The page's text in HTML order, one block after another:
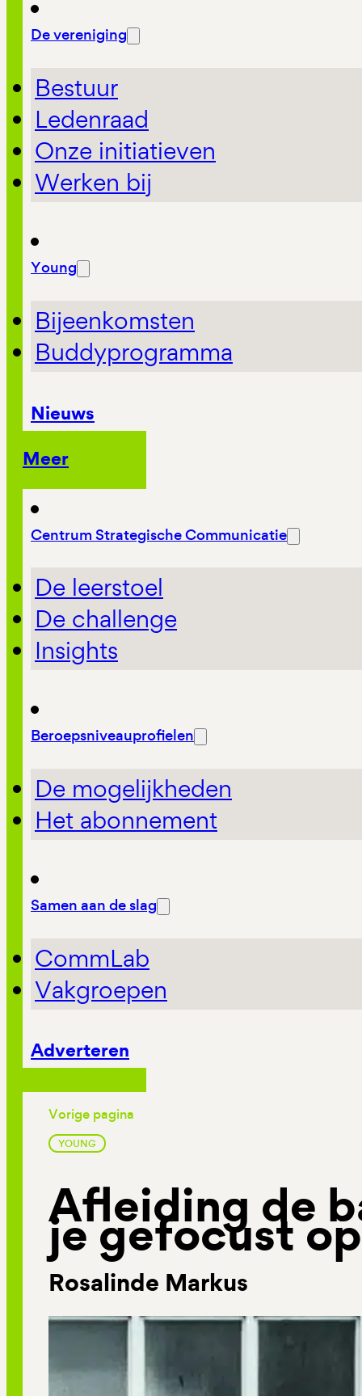
De vereniging
Bestuur
Ledenraad
Onze initiatieven
Werken bij
Young
Bijeenkomsten
Buddyprogramma
Nieuws
Meer
Centrum Strategische Communicatie
De leerstoel
De challenge
Insights
Beroepsniveauprofielen
De mogelijkheden
Het abonnement
Samen aan de slag
CommLab
Vakgroepen
Adverteren
Vorige pagina
YOUNG
Afleiding de
je gefocust
Rosalinde Markus